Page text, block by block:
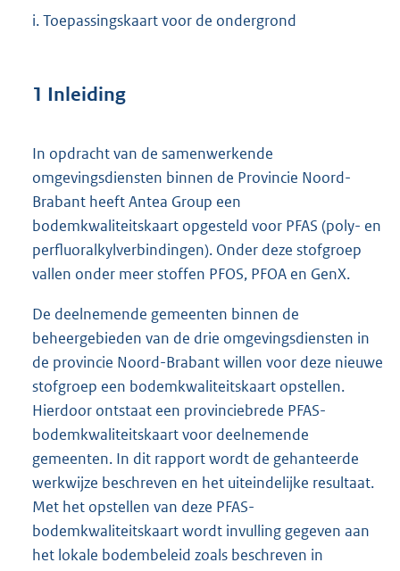
i. Toepassingskaart voor de ondergrond
1 Inleiding
In opdracht van de samenwerkende
omgevingsdiensten binnen de Provincie Noord-
Brabant heeft Antea Group een
bodemkwaliteitskaart opgesteld voor PFAS (poly- en
perfluoralkylverbindingen). Onder deze stofgroep
vallen onder meer stoffen PFOS, PFOA en GenX.
De deelnemende gemeenten binnen de
beheergebieden van de drie omgevingsdiensten in
de provincie Noord-Brabant willen voor deze nieuwe
stofgroep een bodemkwaliteitskaart opstellen.
Hierdoor ontstaat een provinciebrede PFAS-
bodemkwaliteitskaart voor deelnemende
gemeenten. In dit rapport wordt de gehanteerde
werkwijze beschreven en het uiteindelijke resultaat.
Met het opstellen van deze PFAS-
bodemkwaliteitskaart wordt invulling gegeven aan
het lokale bodembeleid zoals beschreven in